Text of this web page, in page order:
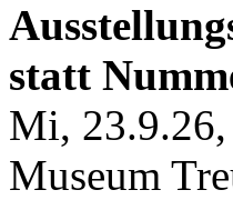
statt
Mi,
Museum